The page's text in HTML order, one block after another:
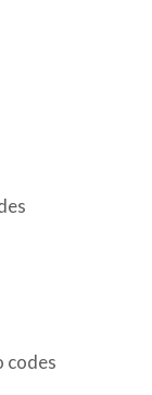
codes